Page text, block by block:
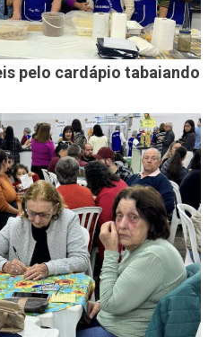
pelo cardápio tabaiando